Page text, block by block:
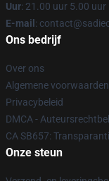
Uur: 21.00 uur 5.00 uur
E-mail :
Ons bedrijf
Over ons
Algemene voorwaarden
Privacybeleid
DMCA -
CA SB657:
Onze steun